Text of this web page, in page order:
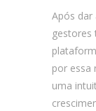
Após
gestores
por essa
uma